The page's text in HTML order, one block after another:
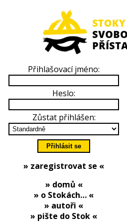
Přihlašovací jméno:
Heslo:
Zůstat přihlášen:
» zaregistrovat se «
» domů «
» o Stokách… «
» autoři «
» pište do Stok «